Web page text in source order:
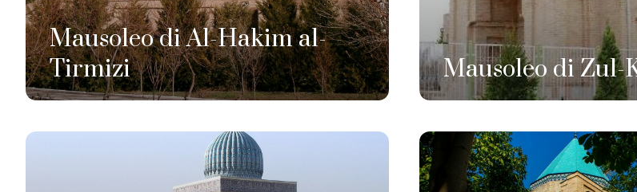
Mausoleo di Al-Hakim al-
Tirmizi
Mausoleo di Zul-